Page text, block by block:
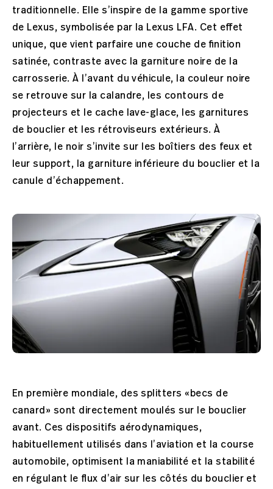
traditionnelle. Elle s’inspire de la gamme sportive
de Lexus, symbolisée par la Lexus LFA. Cet effet
unique, que vient parfaire une couche de finition
satinée, contraste avec la garniture noire de la
carrosserie. À l’avant du véhicule, la couleur noire
se retrouve sur la calandre, les contours de
projecteurs et le cache lave-glace, les garnitures
de bouclier et les rétroviseurs extérieurs. À
l’arrière, le noir s’invite sur les boîtiers des feux et
leur support, la garniture inférieure du bouclier et la
canule d’échappement.
En première mondiale, des splitters «becs de
canard» sont directement moulés sur le bouclier
avant. Ces dispositifs aérodynamiques,
habituellement utilisés dans l’aviation et la course
automobile, optimisent la maniabilité et la stabilité
en régulant le flux d’air sur les côtés du bouclier et